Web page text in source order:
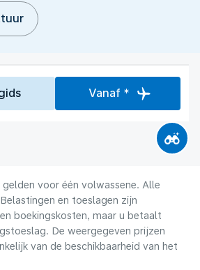
Vanaf *
voor één volwassene. Alle
en toeslagen zijn
boekingskosten, maar u betaalt
De weergegeven prijzen
van de beschikbaarheid van het